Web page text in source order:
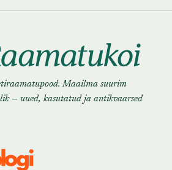
Maailma suurim
— uued, kasutatud ja antikvaarsed